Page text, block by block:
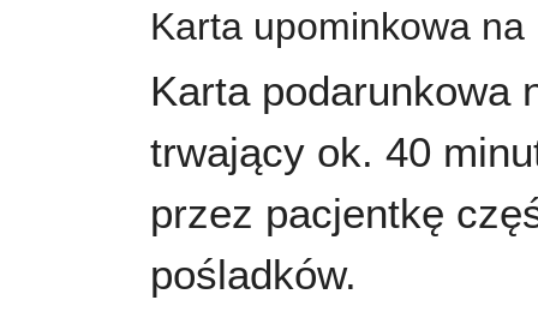
Karta upominkowa na
Karta podarunkowa
trwający ok. 40
przez pacjentkę
pośladków.